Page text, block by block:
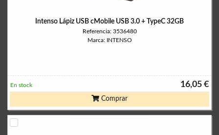
Intenso Lápiz USB cMobile USB 3.0 + TypeC 32GB
Referencia: 3536480
Marca: INTENSO
16,05 €
En stock
Comprar